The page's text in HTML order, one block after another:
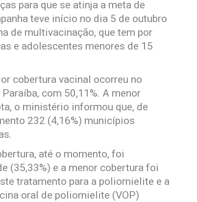
para que se atinja a meta de
teve início no dia 5 de outubro
de multivacinação, que tem por
e adolescentes menores de 15
cobertura vacinal ocorreu no
com 50,11%. A menor
o ministério informou que, de
232 (4,16%) municípios
até o momento, foi
(35,33%) e a menor cobertura foi
tratamento para a poliomielite e a
oral de poliomielite (VOP)